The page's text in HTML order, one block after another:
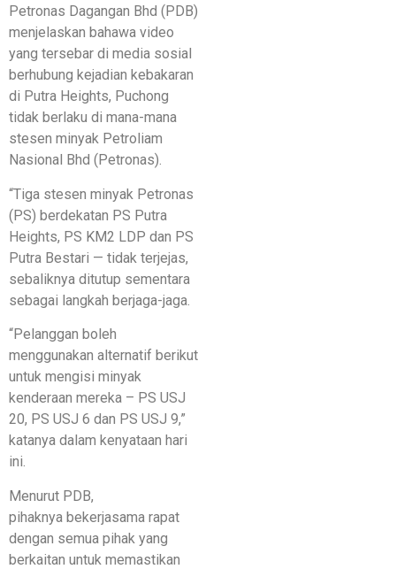
Petronas Dagangan Bhd (PDB)
menjelaskan bahawa video
yang tersebar di media sosial
berhubung kejadian kebakaran
di Putra Heights, Puchong
tidak berlaku di mana-mana
stesen minyak Petroliam
Nasional Bhd (Petronas).
“Tiga stesen minyak Petronas
(PS) berdekatan PS Putra
Heights, PS KM2 LDP dan PS
Putra Bestari — tidak terjejas,
sebaliknya ditutup sementara
sebagai langkah berjaga-jaga.
“Pelanggan boleh
menggunakan alternatif berikut
untuk mengisi minyak
kenderaan mereka – PS USJ
20, PS USJ 6 dan PS USJ 9,”
katanya dalam kenyataan hari
ini.
Menurut PDB,
pihaknya bekerjasama rapat
dengan semua pihak yang
berkaitan untuk memastikan